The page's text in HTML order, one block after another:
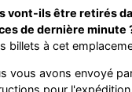
vont-ils être retirés
de dernière minute
billets à cet
vous avons envoyé